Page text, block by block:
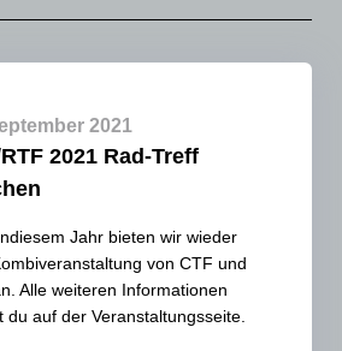
2021
2021 Rad-Treff
Jahr bieten wir wieder
von CTF und
Alle weiteren Informationen
du auf der Veranstaltungsseite.